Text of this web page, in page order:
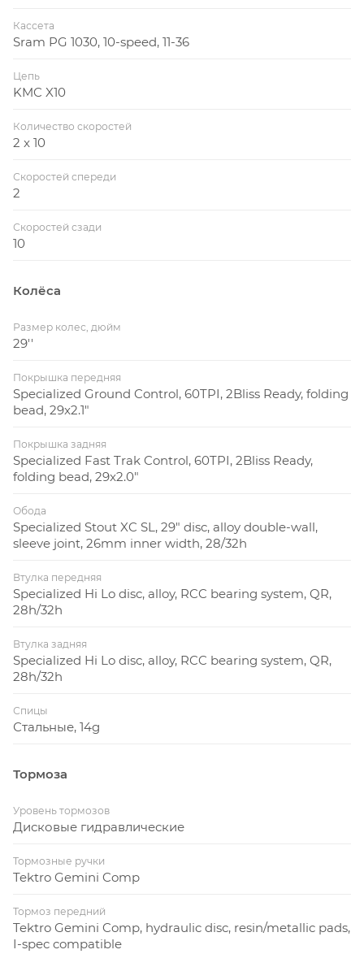
Кассета
Sram PG 1030, 10-speed, 11-36
Цепь
KMC X10
Количество скоростей
2 x 10
Скоростей спереди
2
Скоростей сзади
10
Колёса
Размер колес, дюйм
29''
Покрышка передняя
Specialized Ground Control, 60TPI, 2Bliss Ready, folding
bead, 29x2.1"
Покрышка задняя
Specialized Fast Trak Control, 60TPI, 2Bliss Ready,
folding bead, 29x2.0"
Обода
Specialized Stout XC SL, 29" disc, alloy double-wall,
sleeve joint, 26mm inner width, 28/32h
Втулка передняя
Specialized Hi Lo disc, alloy, RCC bearing system, QR,
28h/32h
Втулка задняя
Specialized Hi Lo disc, alloy, RCC bearing system, QR,
28h/32h
Спицы
Стальные, 14g
Тормоза
Уровень тормозов
Дисковые гидравлические
Тормозные ручки
Tektro Gemini Comp
Тормоз передний
Tektro Gemini Comp, hydraulic disc, resin/metallic pads,
I-spec compatible